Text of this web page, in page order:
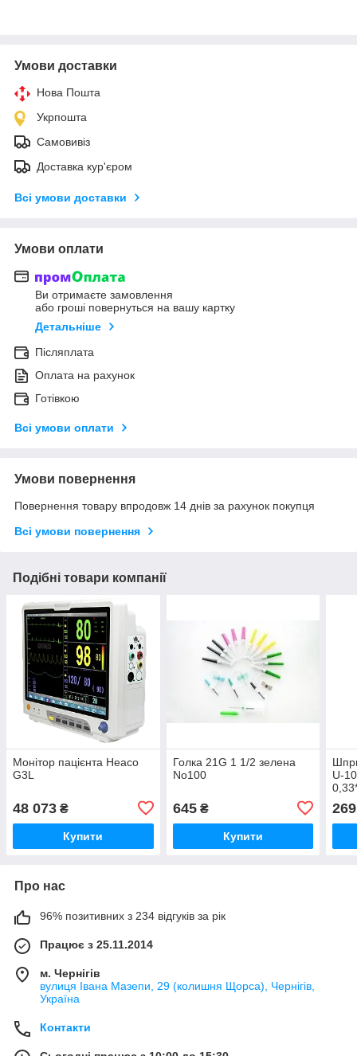
Умови доставки
Нова Пошта
Укрпошта
Самовивіз
Доставка кур'єром
Всі умови доставки
Умови оплати
Ви отримаєте замовлення
або гроші повернуться на вашу картку
Детальніше
Післяплата
Оплата на рахунок
Готівкою
Всі умови оплати
Умови повернення
Повернення товару впродовж 14 днів за рахунок покупця
Всі умови повернення
Подібні товари компанії
Монітор пацієнта Heaco
G3L
48 073 ₴
Купити
Голка 21G 1 1/2 зелена
No100
645₴
Купити
U-
269
Про нас
96% позитивних з 234 відгуків за рік
Працює з 25.11.2014
м. Чернігів
вулиця Івана Мазепи, 29 (колишня Щорса), Чернігів,
Україна
Контакти